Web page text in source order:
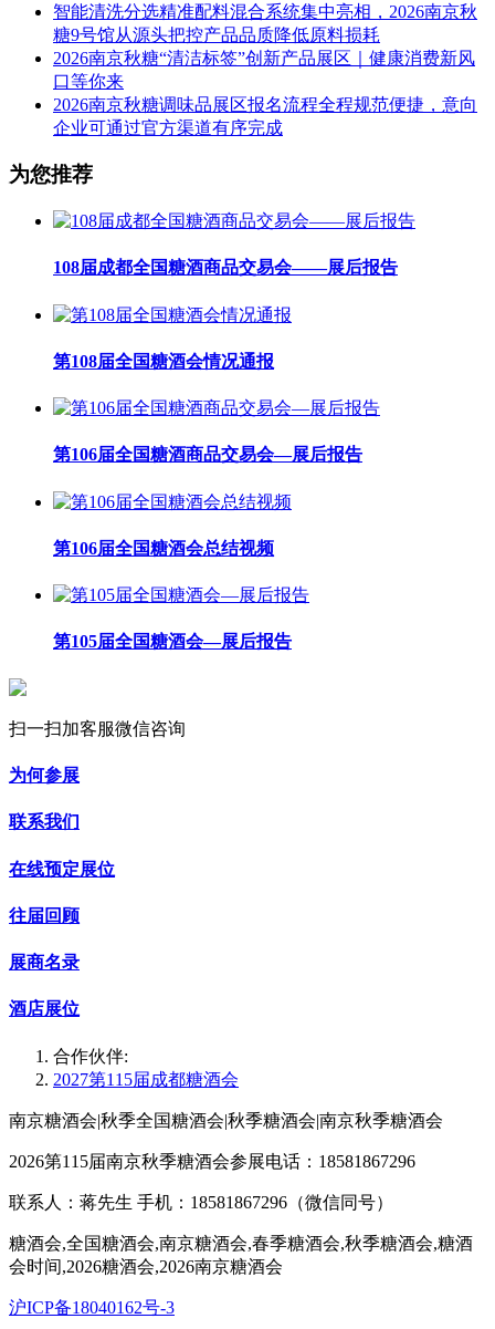
智能清洗分选精准配料混合系统集中亮相，2026南京秋
糖9号馆从源头把控产品品质降低原料损耗
2026南京秋糖“清洁标签”创新产品展区｜健康消费新风
口等你来
2026南京秋糖调味品展区报名流程全程规范便捷，意向
企业可通过官方渠道有序完成
为您推荐
108届成都全国糖酒商品交易会——展后报告
第108届全国糖酒会情况通报
第106届全国糖酒商品交易会—展后报告
第106届全国糖酒会总结视频
第105届全国糖酒会—展后报告
扫一扫加客服微信咨询
为何参展
联系我们
在线预定展位
往届回顾
展商名录
酒店展位
合作伙伴:
2027第115届成都糖酒会
南京糖酒会|秋季全国糖酒会|秋季糖酒会|南京秋季糖酒会
2026第115届南京秋季糖酒会参展电话：18581867296
联系人：蒋先生 手机：18581867296（微信同号）
糖酒会,全国糖酒会,南京糖酒会,春季糖酒会,秋季糖酒会,糖酒
会时间,2026糖酒会,2026南京糖酒会
沪ICP备18040162号-3